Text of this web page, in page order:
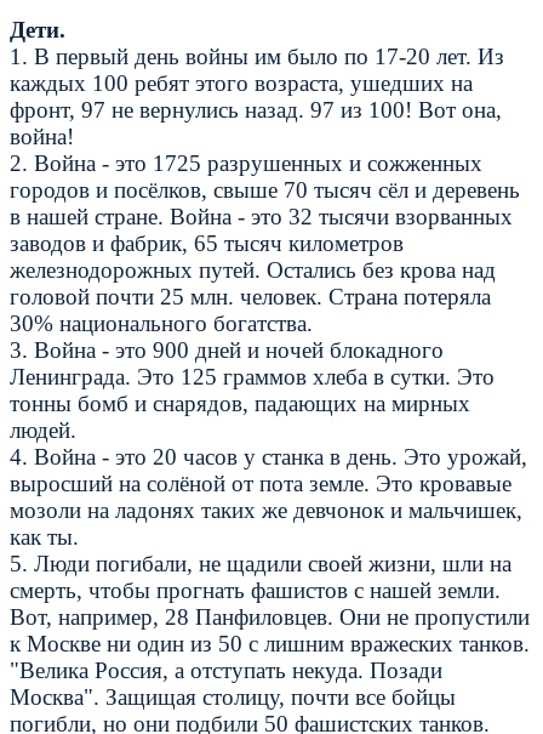
Дети.
1. В первый день войны им было по 17-20 лет. Из
каждых 100 ребят этого возраста, ушедших на
фронт, 97 не вернулись назад. 97 из 100! Вот она,
война!
2. Война - это 1725 разрушенных и сожженных
городов и посёлков, свыше 70 тысяч сёл и деревень
в нашей стране. Война - это 32 тысячи взорванных
заводов и фабрик, 65 тысяч километров
железнодорожных путей. Остались без крова над
головой почти 25 млн. человек. Страна потеряла
30% национального богатства.
3. Война - это 900 дней и ночей блокадного
Ленинграда. Это 125 граммов хлеба в сутки. Это
тонны бомб и снарядов, падающих на мирных
людей.
4. Война - это 20 часов у станка в день. Это урожай,
выросший на солёной от пота земле. Это кровавые
мозоли на ладонях таких же девчонок и мальчишек,
как ты.
5. Люди погибали, не щадили своей жизни, шли на
смерть, чтобы прогнать фашистов с нашей земли.
Вот, например, 28 Панфиловцев. Они не пропустили
к Москве ни один из 50 с лишним вражеских танков.
"Велика Россия, а отступать некуда. Позади
Москва". Защищая столицу, почти все бойцы
погибли, но они подбили 50 фашистских танков.